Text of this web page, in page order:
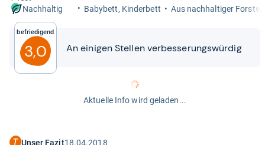
Nachhaltig
Baby­bett, Kin­der­bett Aus nach­hal­ti­ger
Befriedigend
3,0 An eini­gen Stel­len ver­bes­se­rungs­wür­dig
Aktuelle Info wird geladen...
Unser Fazit18.04.2018